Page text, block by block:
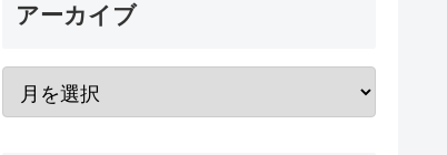
アーカイブ